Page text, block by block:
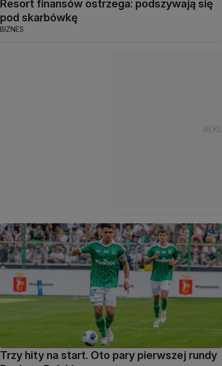
Resort finansów ostrzega: podszywają się
pod skarbówkę
BIZNES
Trzy hity na start. Oto pary pierwszej rundy